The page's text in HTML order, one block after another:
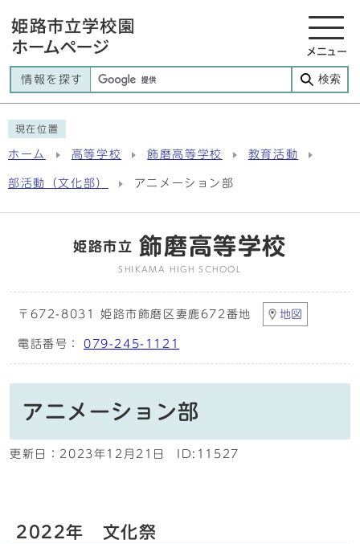
メニュー
情報を探す 検索
現在位置
ホーム 高等学校 飾磨高等学校 教育活動
部活動（文化部） アニメーション部
姫路市立 飾磨高等学校
SHIKAMA HIGH SCHOOL
〒672-8031 姫路市飾磨区妻鹿672番地 地図
電話番号： 079-245-1121
アニメーション部
更新日： 2023年12月21日 ID:11527
2022年 文化祭